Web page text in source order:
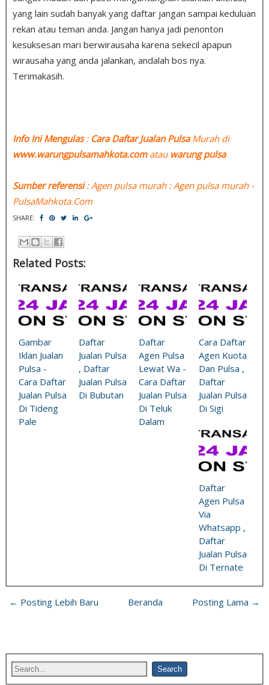
yang lain sudah banyak yang daftar jangan sampai keduluan
rekan atau teman anda. Jangan hanya jadi penonton
kesuksesan mari berwirausaha karena sekecil apapun
wirausaha yang anda jalankan, andalah bos nya.
Terimakasih.
Info Ini Mengulas: Cara Daftar Jualan PulsaMurah di
www.warungpulsamahkota.comatau warung pulsa
Sumber referensi: Agen pulsa murah : Agen pulsa murah -
PulsaMahkota.Com
SHARE:
Related Posts:
Gambar
Iklan Jualan
Pulsa -
Cara Daftar
Jualan Pulsa
Di Tideng
Pale
Daftar
Jualan Pulsa
, Daftar
Jualan Pulsa
Di Bubutan
Daftar
Agen Pulsa
Lewat Wa -
Cara Daftar
Jualan Pulsa
Di Teluk
Dalam
Cara Daftar
Agen Kuota
Dan Pulsa ,
Daftar
Jualan Pulsa
Di Sigi
Daftar
Agen Pulsa
Via
Whatsapp ,
Daftar
Jualan Pulsa
Di Ternate
← Posting Lebih Baru Posting Lama →
Beranda